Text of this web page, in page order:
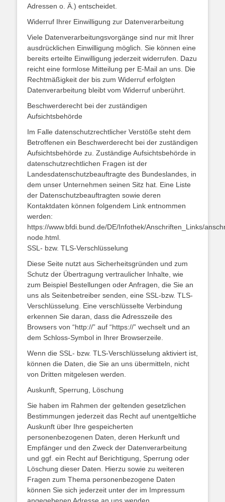
Adressen o. Ä.) entscheidet.
Widerruf Ihrer Einwilligung zur Datenverarbeitung
Viele Datenverarbeitungsvorgänge sind nur mit Ihrer
ausdrücklichen Einwilligung möglich. Sie können eine
bereits erteilte Einwilligung jederzeit widerrufen. Dazu
reicht eine formlose Mitteilung per E-Mail an uns. Die
Rechtmäßigkeit der bis zum Widerruf erfolgten
Datenverarbeitung bleibt vom Widerruf unberührt.
Beschwerderecht bei der zuständigen
Aufsichtsbehörde
Im Falle datenschutzrechtlicher Verstöße steht dem
Betroffenen ein Beschwerderecht bei der zuständigen
Aufsichtsbehörde zu. Zuständige Aufsichtsbehörde in
datenschutzrechtlichen Fragen ist der
Landesdatenschutzbeauftragte des Bundeslandes, in
dem unser Unternehmen seinen Sitz hat. Eine Liste
der Datenschutzbeauftragten sowie deren
Kontaktdaten können folgendem Link entnommen
werden:
https://www.bfdi.bund.de/DE/Infothek/Anschriften_Links/
node.html.
SSL- bzw. TLS-Verschlüsselung
Diese Seite nutzt aus Sicherheitsgründen und zum
Schutz der Übertragung vertraulicher Inhalte, wie
zum Beispiel Bestellungen oder Anfragen, die Sie an
uns als Seitenbetreiber senden, eine SSL-bzw. TLS-
Verschlüsselung. Eine verschlüsselte Verbindung
erkennen Sie daran, dass die Adresszeile des
Browsers von “http://” auf “https://” wechselt und an
dem Schloss-Symbol in Ihrer Browserzeile.
Wenn die SSL- bzw. TLS-Verschlüsselung aktiviert ist,
können die Daten, die Sie an uns übermitteln, nicht
von Dritten mitgelesen werden.
Auskunft, Sperrung, Löschung
Sie haben im Rahmen der geltenden gesetzlichen
Bestimmungen jederzeit das Recht auf unentgeltliche
Auskunft über Ihre gespeicherten
personenbezogenen Daten, deren Herkunft und
Empfänger und den Zweck der Datenverarbeitung
und ggf. ein Recht auf Berichtigung, Sperrung oder
Löschung dieser Daten. Hierzu sowie zu weiteren
Fragen zum Thema personenbezogene Daten
können Sie sich jederzeit unter der im Impressum